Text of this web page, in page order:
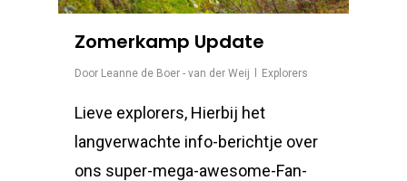
Zomerkamp Update
Door Leanne de Boer - van der Weij Explorers
Lieve explorers, Hierbij het
langverwachte info-berichtje over
ons super-mega-awesome-Fan-